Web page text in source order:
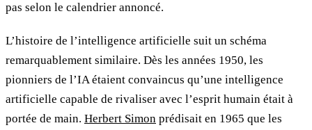
pas selon le calendrier annoncé.
L’histoire de l’intelligence artificielle suit un schéma
remarquablement similaire. Dès les années 1950, les
pionniers de l’IA étaient convaincus qu’une intelligence
artificielle capable de rivaliser avec l’esprit humain était à
portée de main. Herbert Simon prédisait en 1965 que les